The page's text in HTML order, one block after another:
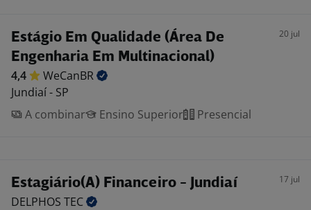
Estágio Em Qualidade (Área De
Engenharia Em Multinacional)
20 jul
4,4
WeCanBR
Jundiaí - SP
A combinar
Ensino Superior Presencial
Estagiário(A) Financeiro - Jundiaí 17 jul
DELPHOS TEC